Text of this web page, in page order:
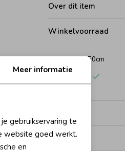
Over dit item
Winkelvoorraad
50cm
Betalen
cookies
Meer informatie
gebruikservaring te
website goed werkt.
en